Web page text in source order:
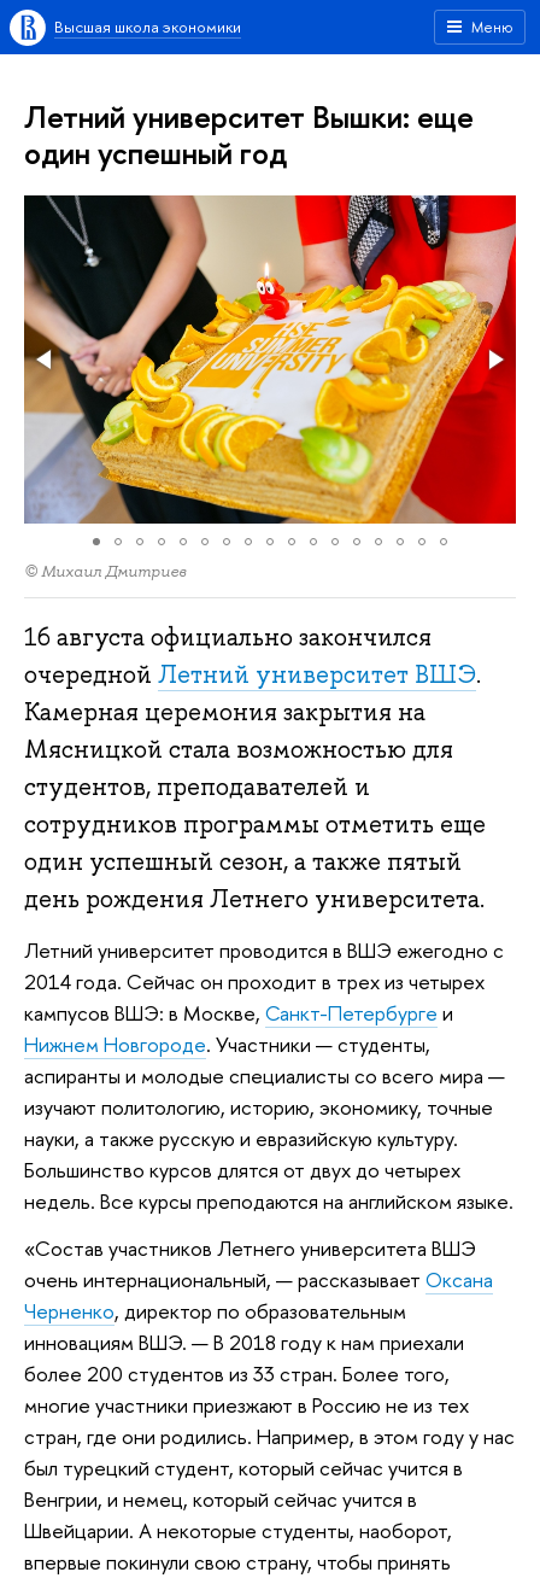
Меню
Высшая школа экономики
Летний университет Вышки: еще
один успешный год
© Михаил Дмитриев
16 августа официально закончился
очередной Летний университет ВШЭ.
Камерная церемония закрытия на
Мясницкой стала возможностью для
студентов, преподавателей и
сотрудников программы отметить еще
один успешный сезон, а также пятый
день рождения Летнего университета.
Летний университет проводится в ВШЭ ежегодно с
2014 года. Сейчас он проходит в трех из четырех
кампусов ВШЭ: в Москве, Санкт-Петербурге и
Нижнем Новгороде. Участники — студенты,
аспиранты и молодые специалисты со всего мира —
изучают политологию, историю, экономику, точные
науки, а также русскую и евразийскую культуру.
Большинство курсов длятся от двух до четырех
недель. Все курсы преподаются на английском языке.
«Состав участников Летнего университета ВШЭ
очень интернациональный, — рассказывает Оксана
Черненко, директор по образовательным
инновациям ВШЭ. — В 2018 году к нам приехали
более 200 студентов из 33 стран. Более того,
многие участники приезжают в Россию не из тех
стран, где они родились. Например, в этом году у нас
был турецкий студент, который сейчас учится в
Венгрии, и немец, который сейчас учится в
Швейцарии. А некоторые студенты, наоборот,
впервые покинули свою страну, чтобы принять